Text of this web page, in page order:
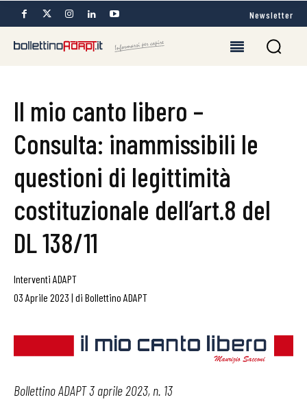
Newsletter
Il mio canto libero –
Consulta: inammissibili le
questioni di legittimità
costituzionale dell’art.8 del
DL 138/11
Interventi ADAPT
03 Aprile 2023 | di Bollettino ADAPT
Bollettino ADAPT 3 aprile 2023, n. 13